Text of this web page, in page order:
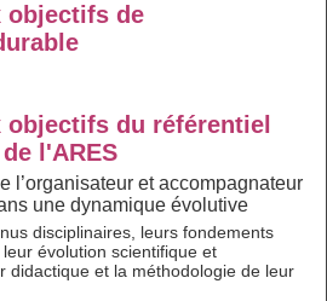
objectifs de
du référentiel
l'ARES
l’organisateur et accompagnateur
une dynamique évolutive
disciplinaires, leurs fondements
évolution scientifique et
didactique et la méthodologie de leur